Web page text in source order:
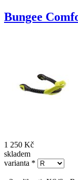
Bungee
1 250 Kč
skladem
varianta *